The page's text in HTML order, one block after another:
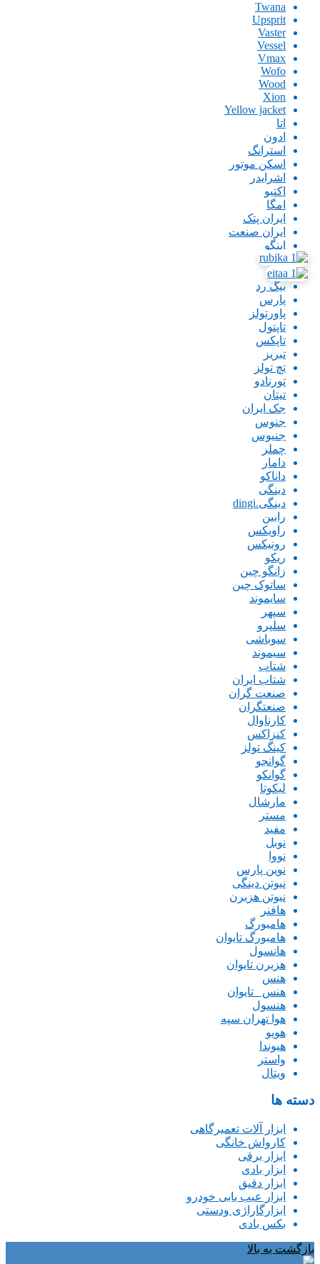
Twana
Upsprit
Vaster
Vessel
Vmax
Wofo
Wood
Xion
Yellow jacket
اتا
ادون
استرانگ
اسکن موتور
اشرایدر
اکتیو
امگا
ایران پتک
ایران صنعت
اینگو
باس
بتا
بیگ رد
پارس
پاورتولز
تاپتول
تاپکس
تبریز
تچ تولز
تورنادو
تیتان
جک ایران
جنوس
جنیوس
چملر
دامار
داناکو
دینگی
دینگی.dingi
رابین
راویکس
رونیکس
ریکو
زانگو چین
ساتوک چین
سایموند
سپهر
سلپرو
سوباشی
سیموند
شتاب
شتاب ایران
صنعت گران
صنعتگران
کارناوال
کنزاکس
کینگ تولز
گوانجو
گوانکو
لیکوتا
مارشال
مستر
مفید
نوبل
نووا
نوین پارس
نیوتن دینگی
نیوتن هزبرن
هافنر
هامبورگ
هامبورگ تایوان
هانسول
هزبرن تایوان
هنس
هنس _تایوان
هنسول
هوا تهران سپه
هویو
هیوندا
واستر
ویتال
دسته ها
ابزار آلات تعمیرگاهی
کارواش خانگی
ابزار برقی
ابزار بادی
ابزار دقیق
ابزار عیب یابی خودرو
ابزارگاراژی ودستی
بکس بادی
بازگشت به بالا